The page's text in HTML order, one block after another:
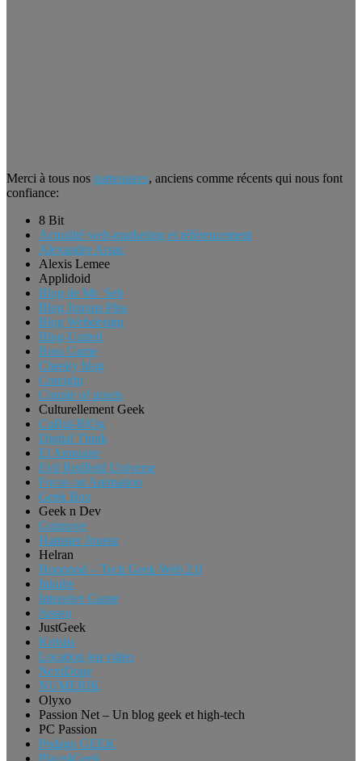
Merci à tous nos partenaires, anciens comme récents qui nous font
confiance:
8 Bit
Actualité web-marketing et référencement
Alexandre Arsac
Alexis Lemee
Applidoid
Blog de Mr_Seb
Blog Jouons Plus
Blog Webdesign
Blog-United
Boss Game
Cheeky blog
Coreight
Couple of pixels
Culturellement Geek
CuRul-BlOg
Digital Think
El Annuaire
Evil Redfield Universe
Focus on Animation
Geek Box
Geek n Dev
Guimove
Hamster Joueur
Helran
Hoopnod – Tech Geek Web 2.0
Inkulte
Intensive Game
Jusseo
JustGeek
Kriisiis
Location jeu video
NextDope
NUMERIK
Olyxo
Passion Net – Un blog geek et high-tech
PC Passion
Pedago GEEK
Place4Geek